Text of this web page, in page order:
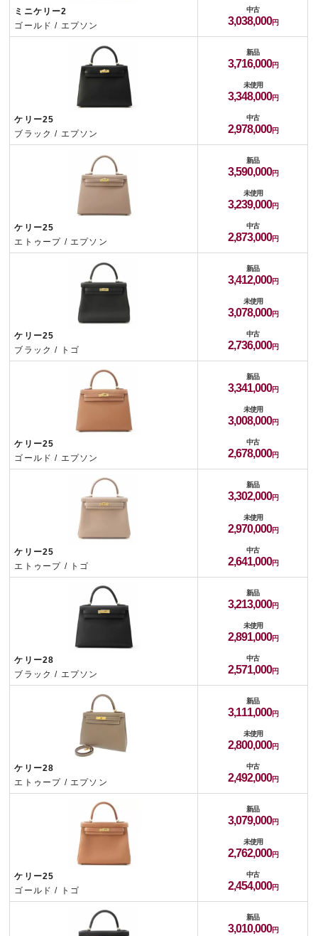
ミニケリー2
ゴールド / エプソン
中古
3,038,000
ケリー25
ブラック / エプソン
新品
3,716,000
未使用
3,348,000
中古
2,978,000
ケリー25
エトゥープ / エプソン
新品
3,590,000
未使用
3,239,000
中古
2,873,000
ケリー25
ブラック / トゴ
新品
3,412,000
未使用
3,078,000
中古
2,736,000
ケリー25
ゴールド / エプソン
新品
3,341,000
未使用
3,008,000
中古
2,678,000
ケリー25
エトゥープ / トゴ
新品
3,302,000
未使用
2,970,000
中古
2,641,000
ケリー28
ブラック / エプソン
新品
3,213,000
未使用
2,891,000
中古
2,571,000
ケリー28
エトゥープ / エプソン
新品
3,111,000
未使用
2,800,000
中古
2,492,000
ケリー25
ゴールド / トゴ
新品
3,079,000
未使用
2,762,000
中古
2,454,000
新品
3,010,000